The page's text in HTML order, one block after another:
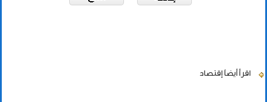
اقرأ أيضاً إقتصاد